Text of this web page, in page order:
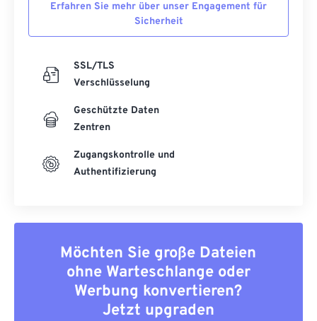
Erfahren Sie mehr über unser Engagement für
Sicherheit
SSL/TLS
Verschlüsselung
Geschützte Daten
Zentren
Zugangskontrolle und
Authentifizierung
Möchten Sie große Dateien
ohne Warteschlange oder
Werbung konvertieren?
Jetzt upgraden